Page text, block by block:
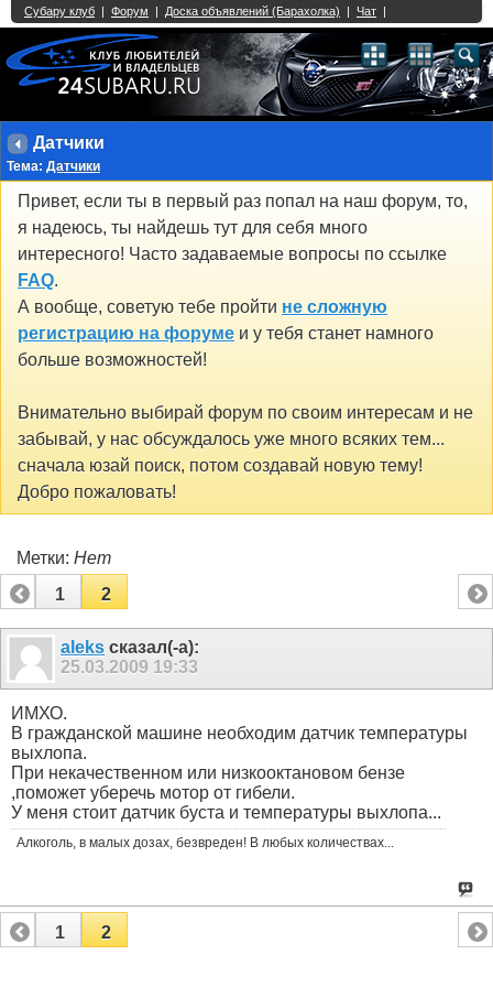
Датчики
Тема: Датчики
Привет, если ты в первый раз попал на наш форум, то,
я надеюсь, ты найдешь тут для себя много
интересного! Часто задаваемые вопросы по ссылке
FAQ.
А вообще, советую тебе пройти не сложную
регистрацию на форуме и у тебя станет намного
больше возможностей!
Внимательно выбирай форум по своим интересам и не
забывай, у нас обсуждалось уже много всяких тем...
сначала юзай поиск, потом создавай новую тему!
Добро пожаловать!
Метки: Нет
1
2
aleks сказал(-а):
25.03.2009 19:33
ИМХО.
В гражданской машине необходим датчик температуры
выхлопа.
При некачественном или низкооктановом бензе
,поможет уберечь мотор от гибели.
У меня стоит датчик буста и температуры выхлопа...
Алкоголь, в малых дозах, безвреден! В любых количествах...
1 2
Single Sign On provided byvBSSO
2 3 4 5 6 7 8 9 10 11 12 13 14 15 16 17 18 21 22 23 24 25 26
27 28 29 30 31 32 33 34 35 36 37 38 39 40 41 42 43